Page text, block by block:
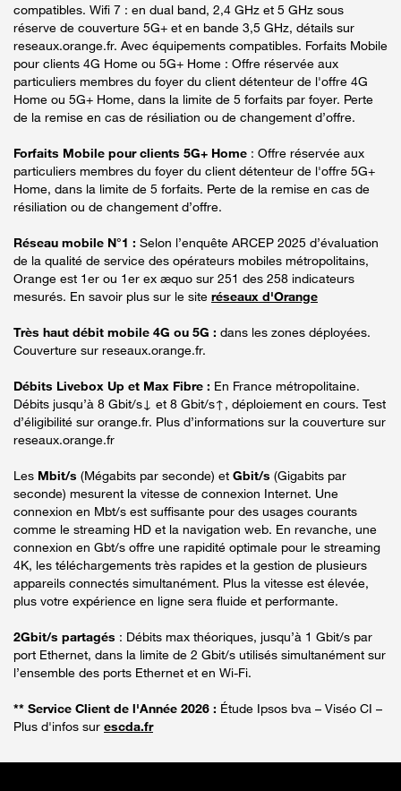
compatibles. Wifi 7 : en dual band, 2,4 GHz et 5 GHz sous
réserve de couverture 5G+ et en bande 3,5 GHz, détails sur
reseaux.orange.fr. Avec équipements compatibles. Forfaits Mobile
pour clients 4G Home ou 5G+ Home : Offre réservée aux
particuliers membres du foyer du client détenteur de l'offre 4G
Home ou 5G+ Home, dans la limite de 5 forfaits par foyer. Perte
de la remise en cas de résiliation ou de changement d’offre.
Forfaits Mobile pour clients 5G+ Home : Offre réservée aux
particuliers membres du foyer du client détenteur de l'offre 5G+
Home, dans la limite de 5 forfaits. Perte de la remise en cas de
résiliation ou de changement d’offre.
Réseau mobile N°1 : Selon l’enquête ARCEP 2025 d’évaluation
de la qualité de service des opérateurs mobiles métropolitains,
Orange est 1er ou 1er ex æquo sur 251 des 258 indicateurs
mesurés. En savoir plus sur le site réseaux d'Orange
Très haut débit mobile 4G ou 5G : dans les zones déployées.
Couverture sur reseaux.orange.fr.
Débits Livebox Up et Max Fibre : En France métropolitaine.
Débits jusqu’à 8 Gbit/s↓ et 8 Gbit/s↑, déploiement en cours. Test
d’éligibilité sur orange.fr. Plus d’informations sur la couverture sur
reseaux.orange.fr
Les Mbit/s (Mégabits par seconde) et Gbit/s (Gigabits par
seconde) mesurent la vitesse de connexion Internet. Une
connexion en Mbt/s est suffisante pour des usages courants
comme le streaming HD et la navigation web. En revanche, une
connexion en Gbt/s offre une rapidité optimale pour le streaming
4K, les téléchargements très rapides et la gestion de plusieurs
appareils connectés simultanément. Plus la vitesse est élevée,
plus votre expérience en ligne sera fluide et performante.
2Gbit/s partagés : Débits max théoriques, jusqu’à 1 Gbit/s par
port Ethernet, dans la limite de 2 Gbit/s utilisés simultanément sur
l’ensemble des ports Ethernet et en Wi-Fi.
** Service Client de l'Année 2026 : Étude Ipsos bva – Viséo CI –
Plus d'infos sur escda.fr